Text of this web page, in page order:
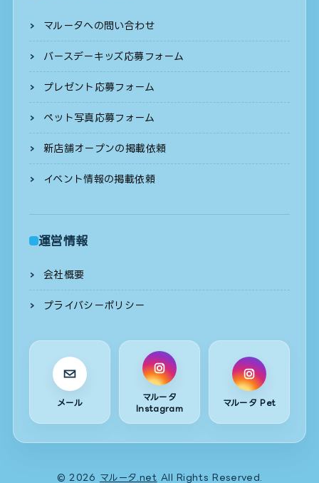
マルータへの問い合わせ
バースデーキッズ応募フォーム
プレゼント応募フォーム
ペット写真応募フォーム
新店舗オープンの掲載依頼
イベント情報の掲載依頼
運営情報
会社概要
プライバシーポリシー
メール
マルータ
Instagram
マルータ Pet
© 2026 マルータ.net All Rights Reserved.